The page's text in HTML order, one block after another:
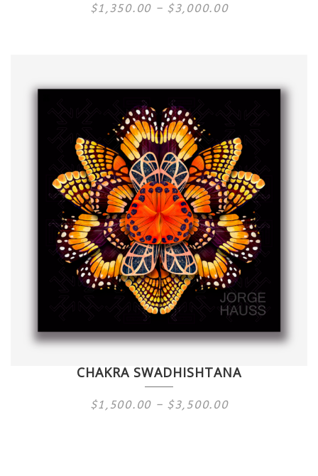
$1,350.00 – $3,000.00Price
$3,000.00
CHAKRA SWADHISHTANA
$1,500.00 – $3,500.00Price